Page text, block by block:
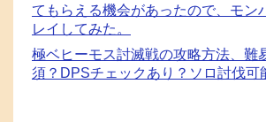
てもらえる機会があったので、モン
レイしてみた。
極ベヒーモス討滅戦の攻略方法、難
須？DPSチェックあり？ソロ討伐可